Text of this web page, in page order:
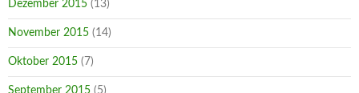
Dezember 2015 (13)
November 2015 (14)
Oktober 2015 (7)
September 2015 (5)